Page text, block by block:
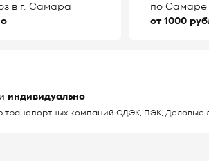
в г. Самара
по Самаре
от 1000
индивидуально
компаний СДЭК, ПЭК, Деловые